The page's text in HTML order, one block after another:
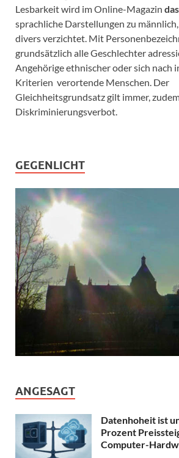
Lesbarkeit wird im Online-Magazin
sprachliche Darstellungen zu
divers verzichtet. Mit
grundsätzlich alle Geschlechter
Angehörige ethnischer oder sich nach
Kriterien verortende Menschen. Der
Gleichheitsgrundsatz gilt immer,
Diskriminierungsverbot.
GEGENLICHT
ANGESAGT
Datenhoheit ist
Prozent
Computer-